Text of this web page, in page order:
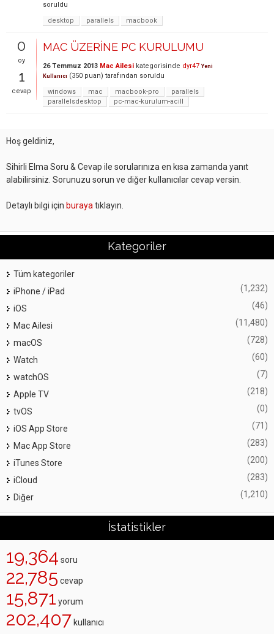
soruldu
desktop
parallels macbook
0
oy
1
cevap
MAC ÜZERİNE PC KURULUMU
26 Temmuz 2013 Mac Ailesi kategorisinde dyr47 Yeni
Kullanıcı (350 puan) tarafından soruldu
windows
mac macbook-pro
parallels
parallelsdesktop
pc-mac-kurulum-acill
Hoş geldiniz,
Sihirli Elma Soru & Cevap ile sorularınıza en kısa zamanda yanıt
alabilirsiniz. Sorunuzu sorun ve diğer kullanıcılar cevap versin.
Detaylı bilgi için buraya tıklayın.
Kategoriler
Tüm kategoriler
iPhone / iPad
(1,232)
iOS (46)
Mac Ailesi (11,480)
macOS (728)
Watch (60)
watchOS (7)
Apple TV (218)
tvOS (0)
iOS App Store (71)
Mac App Store (283)
iTunes Store (200)
iCloud (283)
Diğer (1,210)
İstatistikler
19,364 soru
22,785 cevap
15,871 yorum
202,407 kullanıcı